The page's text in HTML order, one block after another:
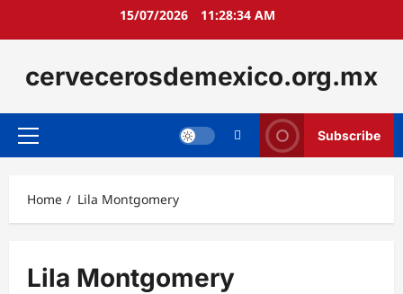
15/07/2026 11:28:35 AM
cervecerosdemexico.org.mx
Primary
Subscribe
Home Lila Montgomery
Lila Montgomery